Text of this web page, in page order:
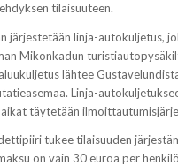
tilaisuuteen.
järjestetään linja-autokuljetus,
Mikonkadun
lähtee
Linja-
täytetään
tukee tilaisuuden
on vain 30 euroa per